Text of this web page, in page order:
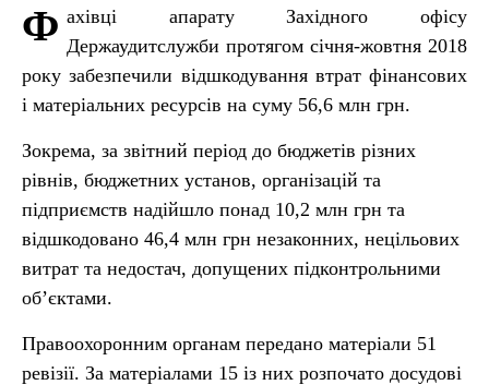
Ф ахівці апарату Західного офісу
Держаудитслужби протягом січня-жовтня 2018
року забезпечили відшкодування втрат фінансових
і матеріальних ресурсів на суму 56,6 млн грн.
Зокрема, за звітний період до бюджетів різних
рівнів, бюджетних установ, організацій та
підприємств надійшло понад 10,2 млн грн та
відшкодовано 46,4 млн грн незаконних, нецільових
витрат та недостач, допущених підконтрольними
об’єктами.
Правоохоронним органам передано матеріали 51
ревізії. За матеріалами 15 із них розпочато досудові